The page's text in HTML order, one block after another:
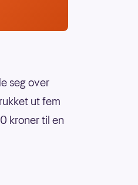
seg over
ut fem
kroner til en